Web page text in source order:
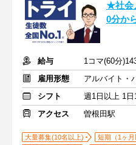
★社会
0分か
給与
1コマ(60分
雇用形態
アルバイト・
シフト
週1日以上 1
アクセス
曽根田駅
大量募集(10名以上)
短期（1ヶ月